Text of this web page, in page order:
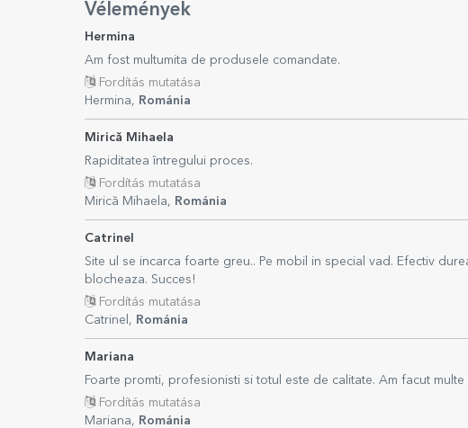
Vélemények
Hermina
Am fost multumita de produsele comandate.
Fordítás mutatása
Hermina, Románia
Mirică Mihaela
Rapiditatea întregului proces.
Fordítás mutatása
Mirică Mihaela, Románia
Catrinel
Site ul se incarca foarte greu.. Pe mobil in special vad. Efectiv
blocheaza. Succes!
Fordítás mutatása
Catrinel, Románia
Mariana
Foarte promti, profesionisti si totul este de calitate. Am facut
Fordítás mutatása
Mariana, Románia